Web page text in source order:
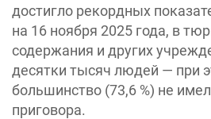
достигло рекордных
на 16 ноября 2025 года, в
содержания и других
десятки тысяч людей — при
большинство (73,6 %) не
приговора.